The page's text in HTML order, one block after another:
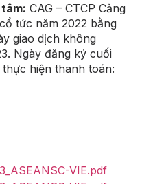
CAG – CTCP Cảng
tức năm 2022 bằng
giao dịch không
Ngày đăng ký cuối
hiện thanh toán:
VIE.pdf